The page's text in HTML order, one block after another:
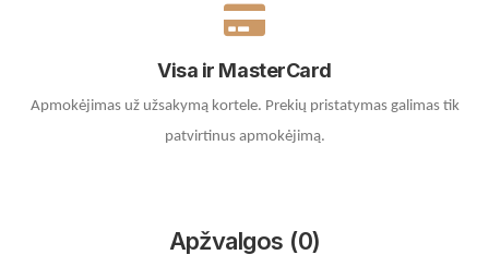
Visa ir MasterCard
Apmokėjimas už užsakymą kortele. Prekių pristatymas galimas tik
patvirtinus apmokėjimą.
Apžvalgos (0)